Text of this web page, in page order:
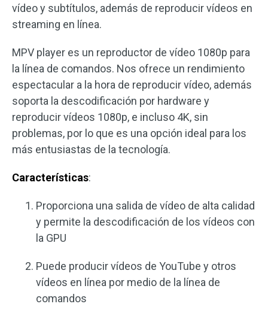
vídeo y subtítulos, además de reproducir vídeos en
streaming en línea.
MPV player es un reproductor de vídeo 1080p para
la línea de comandos. Nos ofrece un rendimiento
espectacular a la hora de reproducir vídeo, además
soporta la descodificación por hardware y
reproducir vídeos 1080p, e incluso 4K, sin
problemas, por lo que es una opción ideal para los
más entusiastas de la tecnología.
Características:
Proporciona una salida de vídeo de alta calidad
y permite la descodificación de los vídeos con
la GPU
Puede producir vídeos de YouTube y otros
vídeos en línea por medio de la línea de
comandos